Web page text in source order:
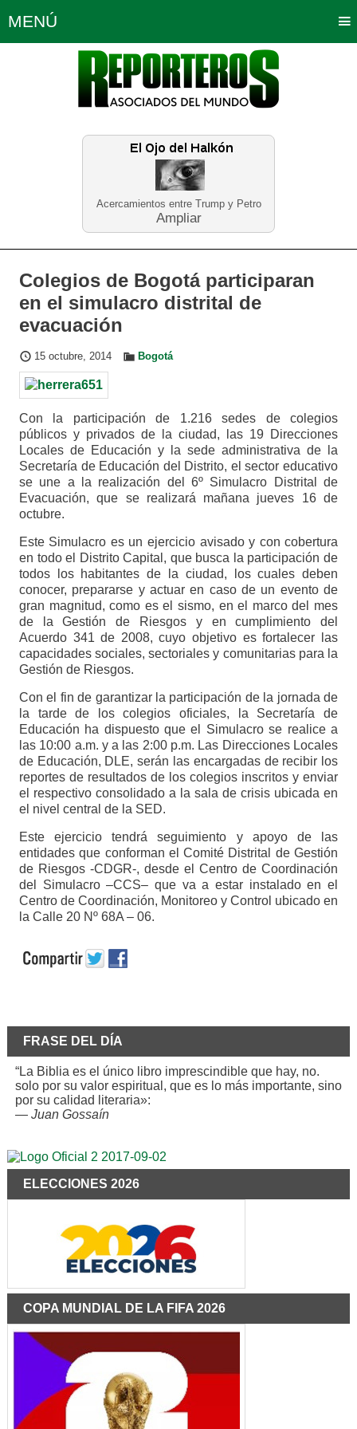
Acercamientos entre Trump y Petro
Ampliar
MENÚ
Política Opinión Bogotá
Planeta Tierra Deportes
Educación Neira
Colegios de Bogotá participaran
en el simulacro distrital de
evacuación
15 octubre, 2014 Bogotá
Con la participación de 1.216 sedes de colegios
públicos y privados de la ciudad, las 19 Direcciones
Locales de Educación y la sede administrativa de la
Secretaría de Educación del Distrito, el sector educativo
se une a la realización del 6º Simulacro Distrital de
Evacuación, que se realizará mañana jueves 16 de
octubre.
Este Simulacro es un ejercicio avisado y con cobertura
en todo el Distrito Capital, que busca la participación de
todos los habitantes de la ciudad, los cuales deben
conocer, prepararse y actuar en caso de un evento de
gran magnitud, como es el sismo, en el marco del mes
de la Gestión de Riesgos y en cumplimiento del
Acuerdo 341 de 2008, cuyo objetivo es fortalecer las
capacidades sociales, sectoriales y comunitarias para la
Gestión de Riesgos.
Con el fin de garantizar la participación de la jornada de
la tarde de los colegios oficiales, la Secretaría de
Educación ha dispuesto que el Simulacro se realice a
las 10:00 a.m. y a las 2:00 p.m. Las Direcciones Locales
de Educación, DLE, serán las encargadas de recibir los
reportes de resultados de los colegios inscritos y enviar
el respectivo consolidado a la sala de crisis ubicada en
el nivel central de la SED.
Este ejercicio tendrá seguimiento y apoyo de las
entidades que conforman el Comité Distrital de Gestión
de Riesgos -CDGR-, desde el Centro de Coordinación
del Simulacro –CCS– que va a estar instalado en el
Centro de Coordinación, Monitoreo y Control ubicado en
la Calle 20 Nº 68A – 06.
FRASE DEL DÍA
“La Biblia es el único libro imprescindible que hay, no.
solo por su valor espiritual, que es lo más importante, sino
por su calidad literaria»:
— Juan Gossaín
ELECCIONES 2026
COPA MUNDIAL DE LA FIFA 2026